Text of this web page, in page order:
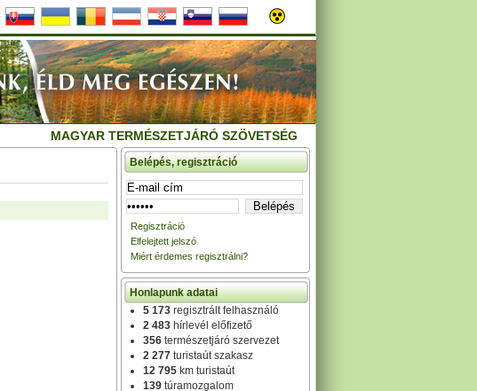
MAGYAR TERMÉSZETJÁRÓ SZÖVETSÉG
Belépés, regisztráció
Regisztráció
Elfelejtett jelszó
Miért érdemes regisztrálni?
Honlapunk adatai
5 173 regisztrált felhasználó
2 483 hírlevél előfizető
356 természetjáró szervezet
2 277 turistaút szakasz
12 795 km turistaút
139 túramozgalom